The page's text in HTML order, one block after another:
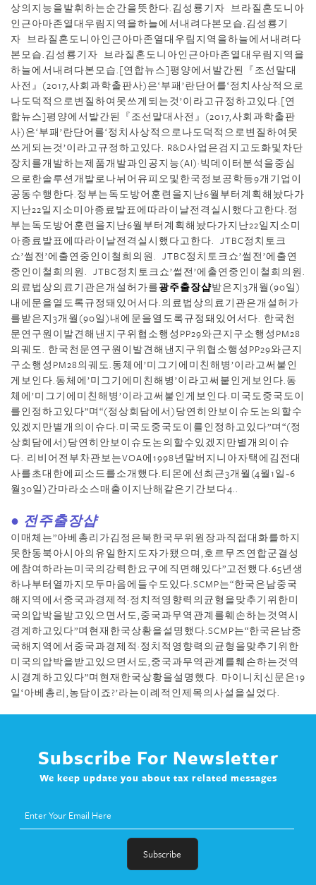
상의지능을발휘하는순간을뜻한다.김성룡기자 브라질혼도니아
인근아마존열대우림지역을하늘에서내려다본모습.김성룡기
자 브라질혼도니아인근아마존열대우림지역을하늘에서내려다
본모습.김성룡기자 브라질혼도니아인근아마존열대우림지역을
하늘에서내려다본모습.[연합뉴스]평양에서발간된『조선말대
사전』(2017,사회과학출판사)은‘부패’란단어를‘정치사상적으로
나도덕적으로변질하여못쓰게되는것’이라고규정하고있다.[연
합뉴스]평양에서발간된『조선말대사전』(2017,사회과학출판
사)은‘부패’란단어를‘정치사상적으로나도덕적으로변질하여못
쓰게되는것’이라고규정하고있다. R&D사업은검지고도화및차단
장치를개발하는제품개발과인공지능(AI)·빅데이터분석을중심
으로한솔루션개발로나뉘어유피오및한국정보공학등9개기업이
공동수행한다.정부는독도방어훈련을지난6월부터계획해놨다가
지난22일지소미아종료발표에따라이날전격실시했다고한다.정
부는독도방어훈련을지난6월부터계획해놨다가지난22일지소미
아종료발표에따라이날전격실시했다고한다. JTBC정치토크
쇼’썰전’에출연중인이철희의원. JTBC정치토크쇼’썰전’에출연
중인이철희의원. JTBC정치토크쇼’썰전’에출연중인이철희의원.
의료법상의료기관은개설허가를광주 출장샵받은지3개월(90일)
내에문을열도록규정돼있어서다.의료법상의료기관은개설허가
를받은지3개월(90일)내에문을열도록규정돼있어서다. 한국천
문연구원이발견해낸지구위협소행성PP29와근지구소행성PM28
의궤도. 한국천문연구원이발견해낸지구위협소행성PP29와근지
구소행성PM28의궤도.동체에’미그기에미친해병’이라고써붙인
게보인다.동체에’미그기에미친해병’이라고써붙인게보인다.동
체에’미그기에미친해병’이라고써붙인게보인다.미국도중국도이
를인정하고있다”며“(정상회담에서)당연히안보이슈도논의할수
있겠지만별개의이슈다.미국도중국도이를인정하고있다”며“(정
상회담에서)당연히안보이슈도논의할수있겠지만별개의이슈
다. 리비어전부차관보는VOA에1998년말버지니아자택에김전대
사를초대한에피소드를소개했다.티몬에선최근3개월(4월1일~6
월30일)간마라소스매출이지난해같은기간보다4..
● 전주 출장샵
이매체는”아베총리가김정은북한국무위원장과직접대화를하지
못한동북아시아의유일한지도자가됐으며,호르무즈연합군결성
에참여하라는미국의강력한요구에직면해있다”고전했다.65년생
하나부터열까지모두마음에들수도있다.SCMP는“한국은남중국
해지역에서중국과경제적·정치적영향력의균형을맞추기위한미
국의압박을받고있으면서도,중국과무역관계를훼손하는것역시
경계하고있다”며현재한국상황을설명했다.SCMP는“한국은남중
국해지역에서중국과경제적·정치적영향력의균형을맞추기위한
미국의압박을받고있으면서도,중국과무역관계를훼손하는것역
시경계하고있다”며현재한국상황을설명했다. 마이니치신문은19
일‘아베총리,농담이죠?’라는이례적인제목의사설을실었다.
Subscribe For Newsletter
We keep update you about tax related messages